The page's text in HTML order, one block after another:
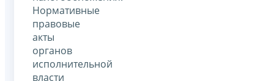
Нормативные
правовые
акты
органов
исполнительной
власти